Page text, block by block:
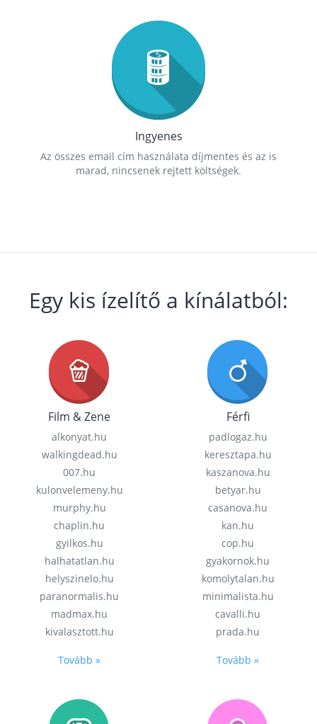
Ingyenes
Az összes email cím használata díjmentes és az is
marad, nincsenek rejtett költségek.
Egy kis ízelítő a kínálatból:
Film & Zene
alkonyat.hu
walkingdead.hu
007.hu
kulonvelemeny.hu
murphy.hu
chaplin.hu
gyilkos.hu
halhatatlan.hu
helyszinelo.hu
paranormalis.hu
madmax.hu
kivalasztott.hu
Tovább »
Férfi
padlogaz.hu
keresztapa.hu
kaszanova.hu
betyar.hu
casanova.hu
kan.hu
cop.hu
gyakornok.hu
komolytalan.hu
minimalista.hu
cavalli.hu
prada.hu
Tovább »